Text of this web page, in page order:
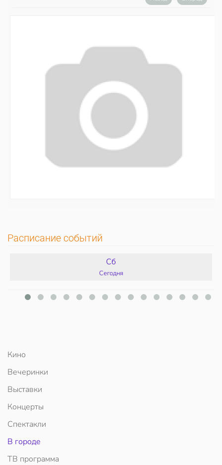
Расписание событий
Сб
Сегодня
Кино
Вечеринки
Выставки
Концерты
Спектакли
В городе
ТВ программа